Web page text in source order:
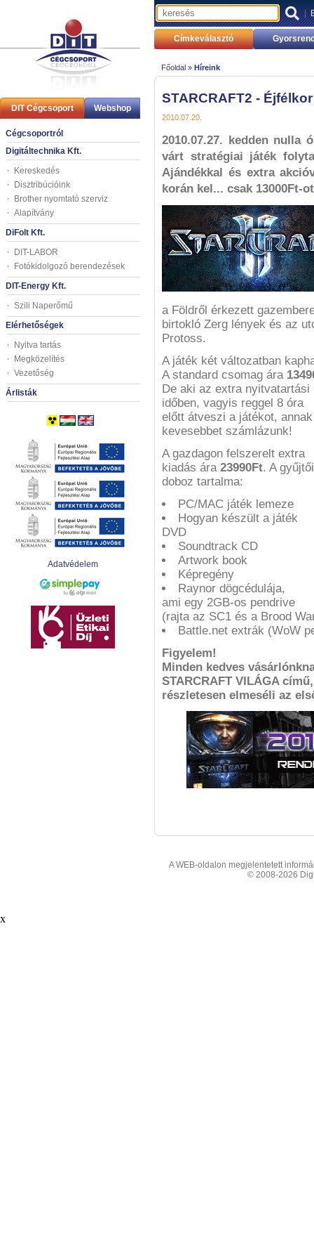
DIT Cégcsoport Webshop
Cégcsoportról
Digitáltechnika Kft.
Kereskedés
Disztribúcióink
Brother nyomtató szerviz
Alapítvány
DiFolt Kft.
DIT-LABOR
Fotókidolgozó berendezések
DIT-Energy Kft.
Szili Naperőmű
Elérhetőségek
Nyitva tartás
Megközelítés
Vezetőség
Árlisták
Adatvédelem
|
Címkeválasztó
Főoldal » Híreink
STARCRAFT2 -
2010.07.20.
2010.07.27. kedden nulla
várt stratégiai játék
Ajándékkal és extra
korán kel... csak 13000Ft-
a Földről érkezett
birtokló Zerg lények és az
Protoss.
A játék két változatban
A standard csomag ára
De aki az extra nyitvatartási
időben, vagyis reggel 8 óra
előtt átveszi a játékot, annak
kevesebbet számlázunk!
A gazdagon felszerelt extra
kiadás ára 23990Ft. A gyűjtői
doboz tartalma:
PC/MAC játék lemeze
Hogyan készült a játék
DVD
Soundtrack CD
Artwork book
Képregény
Raynor dögcédulája,
ami egy 2GB-os pendrive
(rajta az SC1 és a Brood
Battle.net extrák (WoW
Figyelem!
Minden kedves
STARCRAFT VILÁGA
részletesen elmeséli az
A WEB-oldalon megjelentetett
© 2008-2026
x